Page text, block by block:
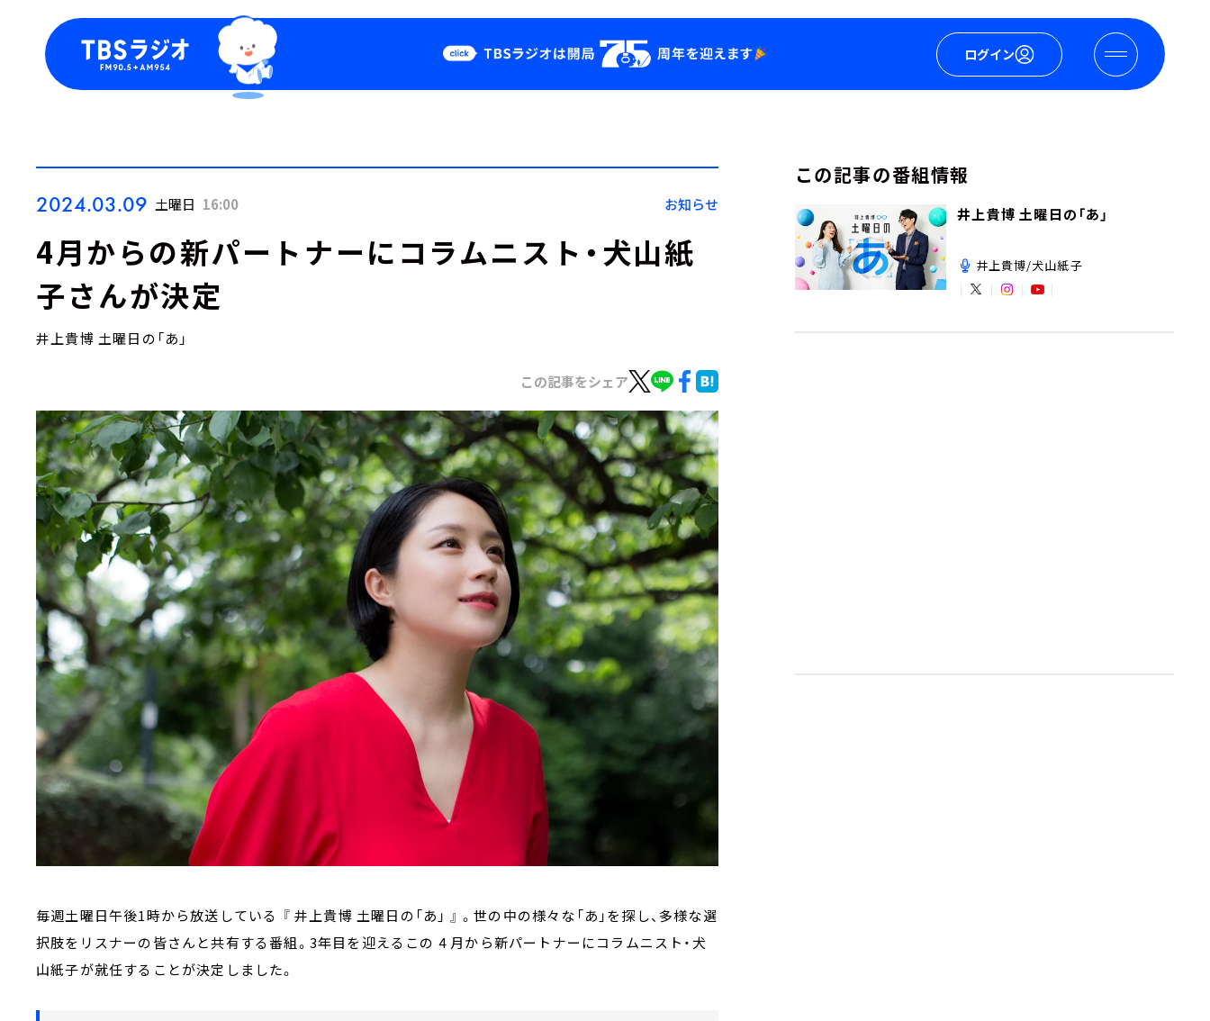
ログイン
Podcast
YouTube
2024.03.09 土曜日 16:00 お知らせ
4月からの新パートナーにコラムニスト・犬山紙
子さんが決定
井上貴博 土曜日の「あ」
この記事をシェア
毎週土曜日午後1時から放送している 『 井上貴博 土曜日の「あ」 』 。世の中の様々な「あ」を探し、多様な選
択肢をリスナーの皆さんと共有する番組。3年目を迎えるこの 4 月から新パートナーにコラムニスト・犬
山紙子が就任することが決定しました。
この記事の番組情報
井上貴博 土曜日の「あ」
井上貴博/犬山紙子